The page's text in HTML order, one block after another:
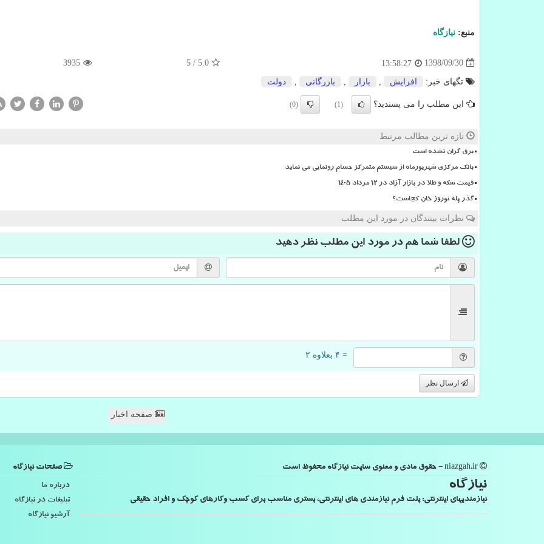
منبع: نیازگاه
1398/09/30
13:58:27
5.0
/
5
3935
تگهای خبر: افزایش بازار بازرگانی دولت
این مطلب را می پسندید؟ (1)
(0)
تازه ترین مطالب مرتبط
برق گران نشده است
بانک مرکزی شهریورماه از سیستم متمرکز حسام رونمایی می نماید
قیمت سکه و طلا در بازار آزاد در ۱۲ مرداد ۱۴۰۵
گذر پله نوروز خان کجاست؟
نظرات بینندگان در مورد این مطلب
لطفا شما همدر مورد این مطلب نظر دهید
= ۴ بعلاوه ۲
ارسال نظر
صفحه اخبار
نیازگاه
نیازمندیهای اینترنتی: پلت فرم نیازمندی های اینترنتی، بستری مناسب برای کسب وکارهای کوچک و افراد حقیقی
صفحات نیازگاه
درباره ما
تبلیغات در نیازگاه
آرشیو نیازگاه